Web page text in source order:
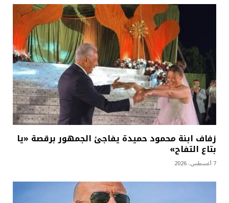
زفاف ابنة محمود حميدة يفاجئ الجمهور برقصة «يا
بتاع التفاح»
7 أغسطس، 2026